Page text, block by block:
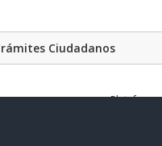
Ciudadanos